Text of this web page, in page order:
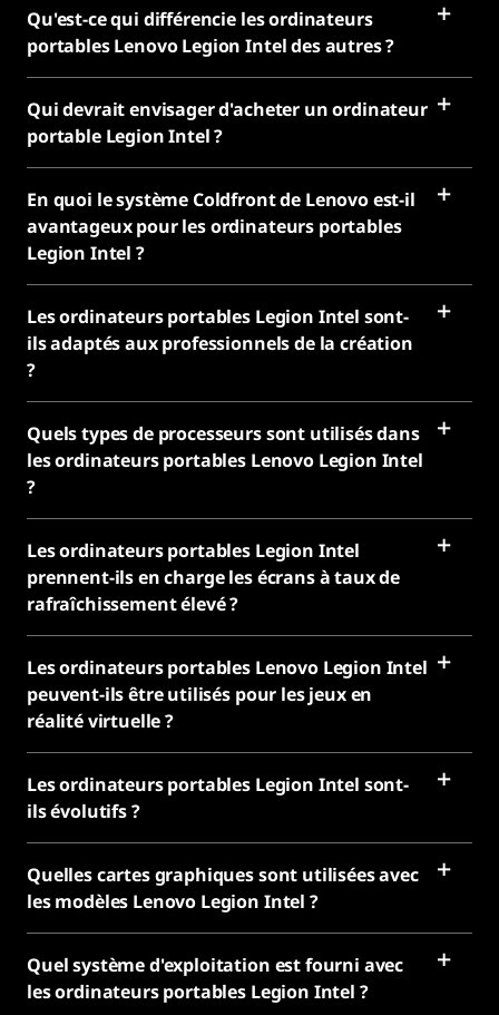
Qu'est-ce qui différencie les ordinateurs
portables Lenovo Legion Intel des autres ?
Qui devrait envisager d'acheter un ordinateur
portable Legion Intel ?
En quoi le système Coldfront de Lenovo est-il
avantageux pour les ordinateurs portables
Legion Intel ?
Les ordinateurs portables Legion Intel sont-
ils adaptés aux professionnels de la création
?
Quels types de processeurs sont utilisés dans
les ordinateurs portables Lenovo Legion Intel
?
Les ordinateurs portables Legion Intel
prennent-ils en charge les écrans à taux de
rafraîchissement élevé ?
Les ordinateurs portables Lenovo Legion Intel
peuvent-ils être utilisés pour les jeux en
réalité virtuelle ?
Les ordinateurs portables Legion Intel sont-
ils évolutifs ?
Quelles cartes graphiques sont utilisées avec
les modèles Lenovo Legion Intel ?
Quel système d'exploitation est fourni avec
les ordinateurs portables Legion Intel ?